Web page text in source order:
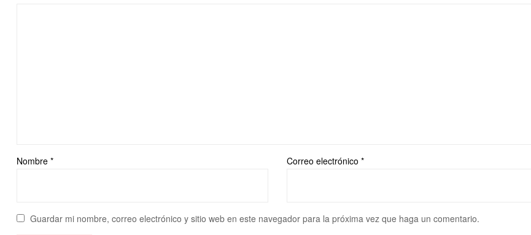
Nombre * Correo electrónico *
Guardar mi nombre, correo electrónico y sitio web en este navegador para la próxima vez que haga un comentario.